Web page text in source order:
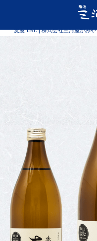
麦波 1.8L | 株式会社三河屋かみや